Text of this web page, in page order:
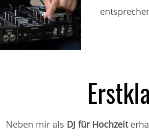
Neben mir als DJ für Hochzeit